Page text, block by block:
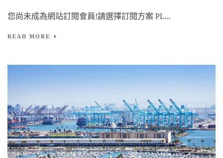
您尚未成為網站訂閱會員!請選擇訂閱方案 PL...
READ MORE